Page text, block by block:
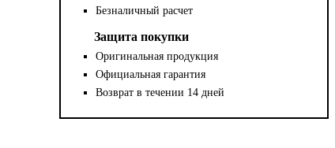
Безналичный расчет
Защита покупки
Оригинальная продукция
Официальная гарантия
Возврат в течении 14 дней